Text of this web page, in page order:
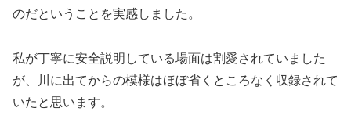
のだということを実感しました。
私が丁寧に安全説明している場面は割愛されていました
が、川に出てからの模様はほぼ省くところなく収録されて
いたと思います。